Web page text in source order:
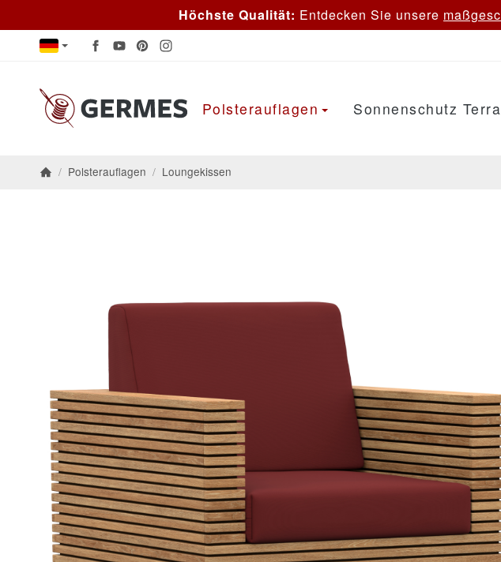
Höchste Qualität: Entdecken Sie unsere
Polsterauflagen Sonnenschutz
/ Polsterauflagen / Loungekissen